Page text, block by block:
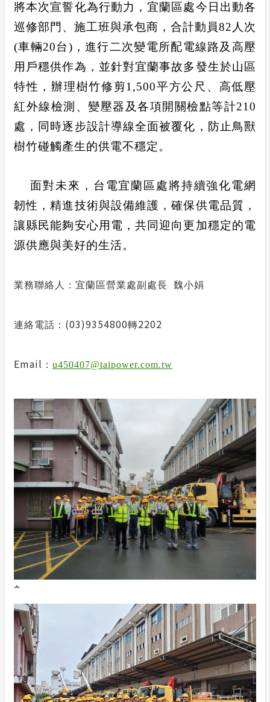
將本次宣誓化為行動力，宜蘭區處今日出動各
巡修部門、施工班與承包商，合計動員82 人次
(車輛20台) ，進行二次變電所配電線路及高壓
用戶穩供作為，並針對宜蘭事故多發生於山區
特性，辦理樹竹修剪1,500平方公尺、高低壓
紅外線檢測、變壓器及各項開關檢點等計210
處，同時逐步設計導線全面被覆化，防止鳥獸
樹竹碰觸產生的供電不穩定。
面對未來，台電宜蘭區處將持續強化電網
韌性，精進技術與設備維護，確保供電品質，
讓縣民能夠安心用電，共同迎向更加穩定的電
源供應與美好的生活。
業務聯絡人：宜蘭區營業處副處長 魏小娟
連絡電話： (03)9354800轉2202
Email ： u450407@taipower.com.tw